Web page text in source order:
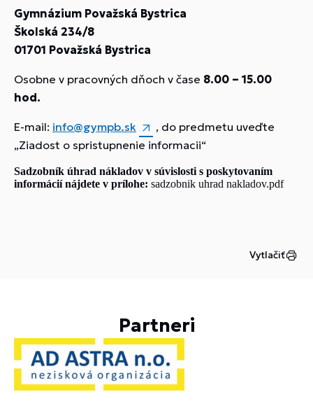
Gymnázium Považská Bystrica
Školská 234/8
01701 Považská Bystrica
Osobne v pracovných dňoch v čase 8.00 – 15.00
hod.
E-mail: info@gympb.sk
, do predmetu uveďte
„Ziadost o spristupnenie informacii“
Sadzobník úhrad nákladov v súvislosti s poskytovaním
informácií nájdete v prílohe: sadzobnik uhrad nakladov.pdf
Vytlačiť
Partneri